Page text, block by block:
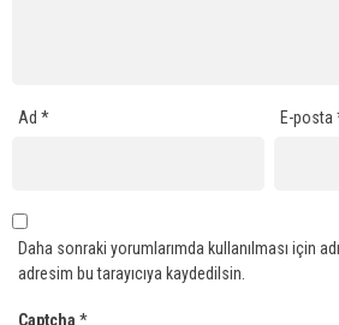
Ad * E-posta
Daha sonraki yorumlarımda kullanılması için
adresim bu tarayıcıya kaydedilsin.
Captcha *